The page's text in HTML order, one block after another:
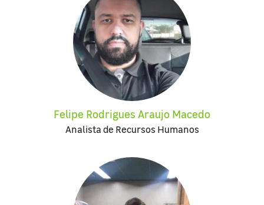
Felipe Rodrigues Araujo Macedo
Analista de Recursos Humanos